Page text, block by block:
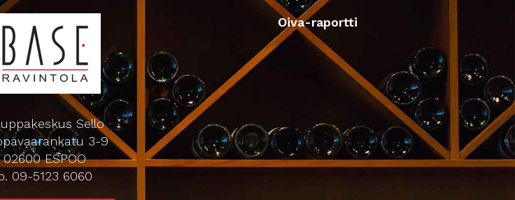
Sello
3-9
02600 ESPOO
09-5123 6060
Oiva-raportti